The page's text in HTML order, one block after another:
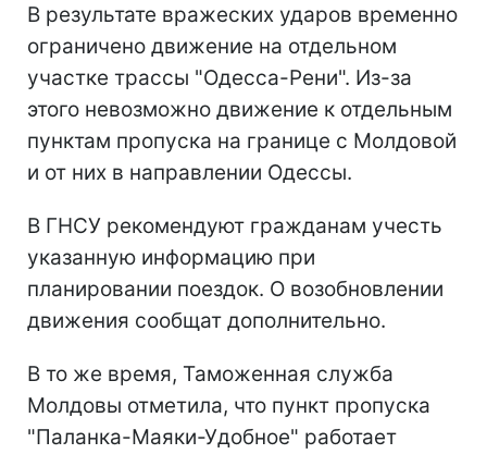
В результате вражеских ударов временно
ограничено движение на отдельном
участке трассы "Одесса-Рени". Из-за
этого невозможно движение к отдельным
пунктам пропуска на границе с Молдовой
и от них в направлении Одессы.
В ГНСУ рекомендуют гражданам учесть
указанную информацию при
планировании поездок. О возобновлении
движения сообщат дополнительно.
В то же время, Таможенная служба
Молдовы отметила, что пункт пропуска
"Паланка-Маяки-Удобное" работает